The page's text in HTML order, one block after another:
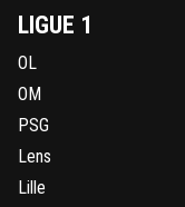
LIGUE 1
OL
OM
PSG
Lens
Lille